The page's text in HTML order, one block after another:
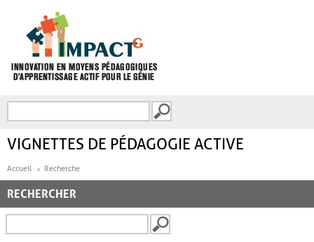
FORMULAIRE DE
VIGNETTES DE PÉDAGOGIE ACTIVE
Accueil Recherche
RECHERCHER